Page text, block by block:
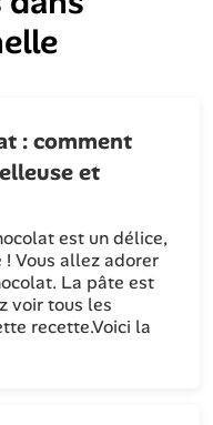
: comment
et
est un délice,
Vous allez adorer
La pâte est
voir tous les
recette.Voici la